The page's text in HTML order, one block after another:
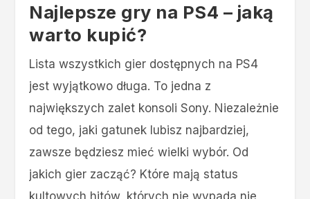
Najlepsze gry na PS4 – jaką
warto kupić?
Lista wszystkich gier dostępnych na PS4
jest wyjątkowo długa. To jedna z
największych zalet konsoli Sony. Niezależnie
od tego, jaki gatunek lubisz najbardziej,
zawsze będziesz mieć wielki wybór. Od
jakich gier zacząć? Które mają status
kultowych hitów, których nie wypada nie